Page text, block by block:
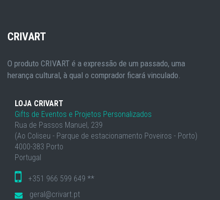
CRIVART
O produto CRIVART é a expressão de um passado, uma
herança cultural, à qual o comprador ficará vinculado.
LOJA CRIVART
Gifts de Eventos e Projetos Personalizados
Rua de Passos Manuel, 239
(Ao Coliseu - Parque de estacionamento Poveiros - Porto)
4000-383 Porto
Portugal
+351 966 599 649 **
geral@crivart.pt